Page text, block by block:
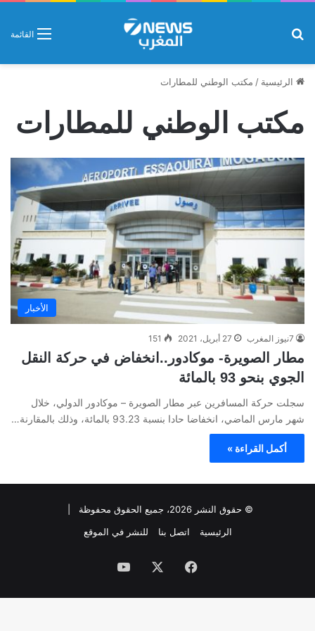
القائمة
الرئيسية / مكتب الوطني للمطارات
مكتب الوطني للمطارات
الأخبار
7نيوز المغرب 27 أبريل، 2021 151
مطار الصويرة- موكادور..انخفاض في حركة النقل
الجوي بنحو 93 بالمائة
سجلت حركة المسافرين عبر مطار الصويرة – موكادور الدولي، خلال
شهر مارس الماضي، انخفاضا حادا بنسبة 93.23 بالمائة، وذلك بالمقارنة…
أكمل القراءة »
© حقوق النشر 2026، جميع الحقوق محفوظة |
الرئيسية
اتصل بنا للنشر في الموقع
فيسبوك